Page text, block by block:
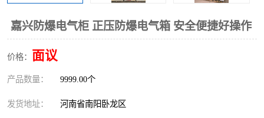
嘉兴防爆电气柜 正压防爆电气箱 安全便捷好操作
价格： 面议
产品数量： 9999.00个
发货地址： 河南省南阳卧龙区